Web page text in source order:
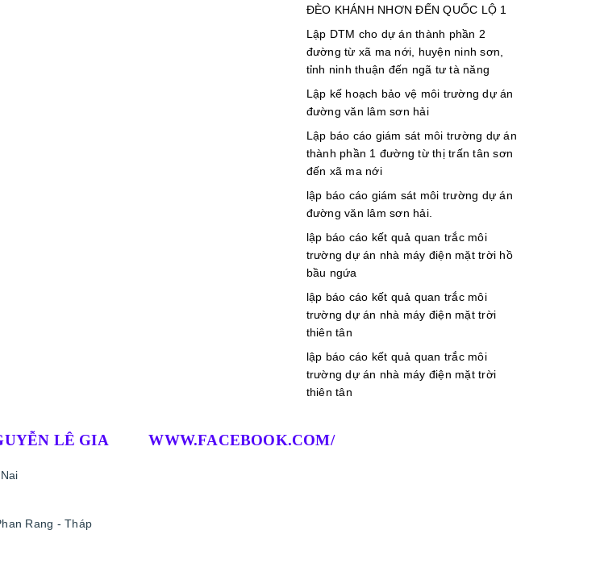
ĐÈO KHÁNH NHƠN ĐẾN QUỐC LỘ 1
Lập DTM cho dự án thành phần 2
đường từ xã ma nới, huyện ninh sơn,
tỉnh ninh thuận đến ngã tư tà năng
Lập kế hoạch bảo vệ môi trường dự án
đường văn lâm sơn hải
Lập báo cáo giám sát môi trường dự án
thành phần 1 đường từ thị trấn tân sơn
đến xã ma nới
lập báo cáo giám sát môi trường dự án
đường văn lâm sơn hải.
lập báo cáo kết quả quan trắc môi
trường dự án nhà máy điện mặt trời hồ
bầu ngứa
lập báo cáo kết quả quan trắc môi
trường dự án nhà máy điện mặt trời
thiên tân
lập báo cáo kết quả quan trắc môi
trường dự án nhà máy điện mặt trời
thiên tân
LÊ GIA
Rang - Tháp
WWW.FACEBOOK.COM/